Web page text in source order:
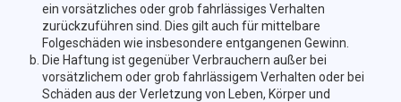
ein vorsätzliches oder grob fahrlässiges Verhalten
zurückzuführen sind. Dies gilt auch für mittelbare
Folgeschäden wie insbesondere entgangenen Gewinn.
Die Haftung ist gegenüber Verbrauchern außer bei
vorsätzlichem oder grob fahrlässigem Verhalten oder bei
Schäden aus der Verletzung von Leben, Körper und